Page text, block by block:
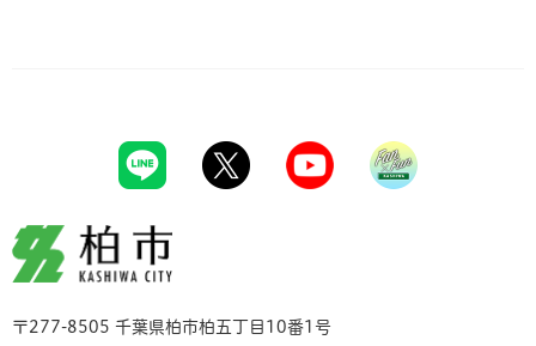
柏市
〒277-8505 千葉県柏市柏五丁目10番1号